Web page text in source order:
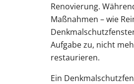
Renovierung.
Maßnahmen – wie
Aufgabe zu, nicht
restaurieren.
Ein